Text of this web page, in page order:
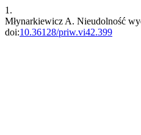
1.
Młynarkiewicz A. Nieudolność
doi:10.36128/priw.vi42.399